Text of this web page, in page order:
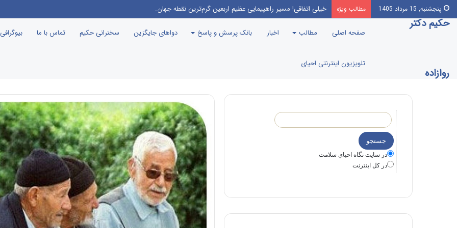
پنجشنبه, 15 مرداد 1405 مطالب ویژه خیلی اتفاقی! مسیر راهپیمایی عظیم اربعین گرم‌ترین نقطه جهان معرفی می‌شود!
حکیم دکتر
روازاده
صفحه اصلی مطالب اخبار بانک پرسش و پاسخ دواهای جایگزین سخنرانی حکیم تماس با ما
تلویزیون اینترنتی احیای
در سايت نگاه احياي سلامت
در كل اينترنت